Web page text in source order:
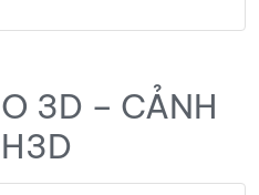
3D – CẢNH